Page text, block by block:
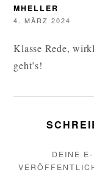
MHELLER
4. MÄRZ 2024
Klasse Rede,
geht’s!
DEINE